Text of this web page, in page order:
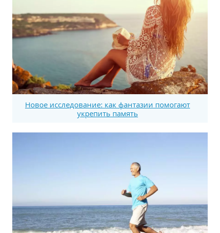
Новое исследование: как фантазии помогают
укрепить память